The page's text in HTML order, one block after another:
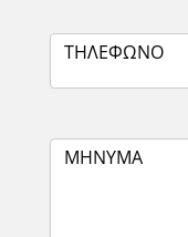
ΤΗΛΕΦΩΝΟ
ΜΗΝΥΜΑ